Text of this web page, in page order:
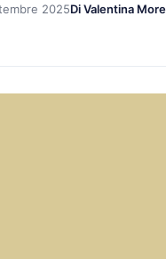
2025Di Valentina